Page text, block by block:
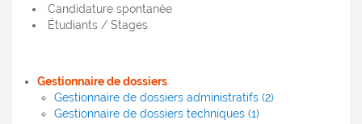
Candidature spontanée
Étudiants / Stages
Gestionnaire de dossiers
Gestionnaire de dossiers administratifs (2)
Gestionnaire de dossiers techniques (1)